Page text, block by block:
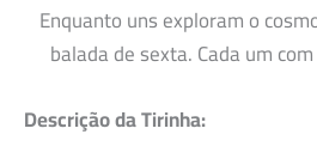
Enquanto uns exploram o
balada de sexta. Cada um
Descrição da Tirinha: